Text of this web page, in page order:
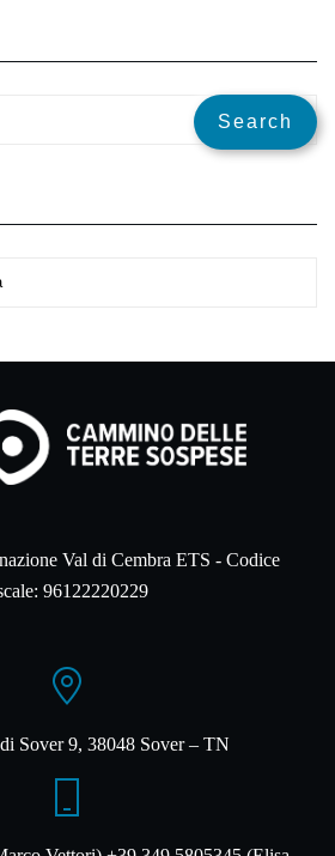
Val di Cembra ETS - Codice
96122220229
Sover 9, 38048 Sover – TN